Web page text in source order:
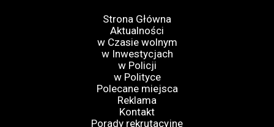
Strona Główna
Aktualności
w Czasie wolnym
w Inwestycjach
w Policji
w Polityce
Polecane miejsca
Reklama
Kontakt
Porady rekrutacyjne